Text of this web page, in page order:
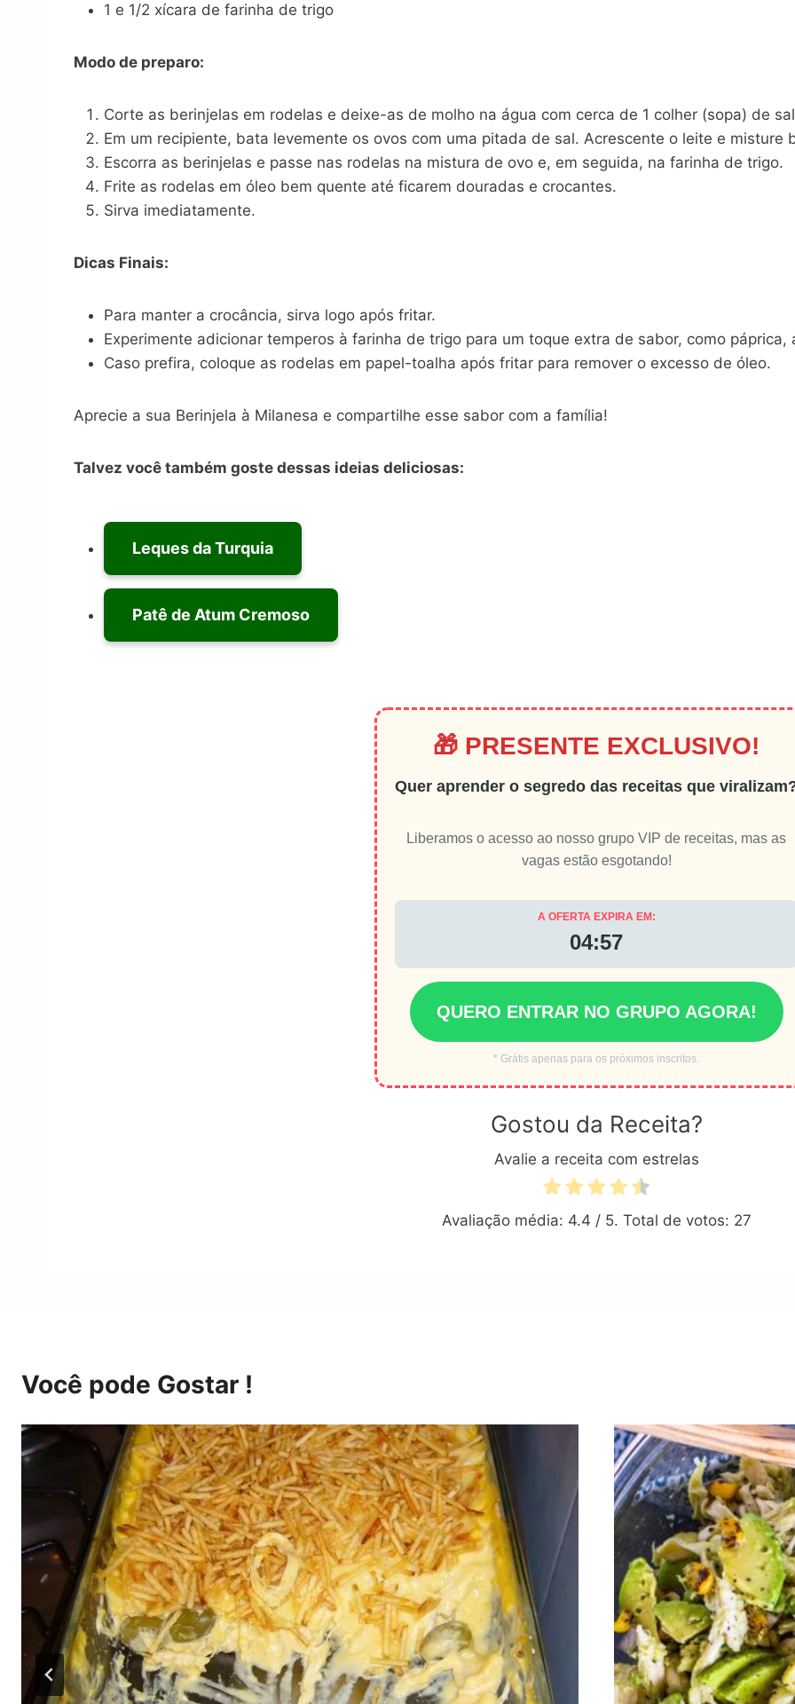
1 e 1/2 xícara de farinha de trigo
Modo de preparo:
Corte as berinjelas em rodelas e deixe-as de molho na água com cerca de 1 colher (sopa) de
Em um recipiente, bata levemente os ovos com uma pitada de sal. Acrescente o leite e misture
Escorra as berinjelas e passe nas rodelas na mistura de ovo e, em seguida, na farinha de trigo.
Frite as rodelas em óleo bem quente até ficarem douradas e crocantes.
Sirva imediatamente.
Dicas Finais:
Para manter a crocância, sirva logo após fritar.
Experimente adicionar temperos à farinha de trigo para um toque extra de sabor, como páprica,
Caso prefira, coloque as rodelas em papel-toalha após fritar para remover o excesso de óleo.
Aprecie a sua Berinjela à Milanesa e compartilhe esse sabor com a família!
Talvez você também goste dessas ideias deliciosas:
Leques da Turquia
Patê de Atum Cremoso
🎁 PRESENTE EXCLUSIVO!
Quer aprender o segredo das receitas que
Liberamos o acesso ao nosso grupo VIP de receitas, mas as
vagas estão esgotando!
A OFERTA EXPIRA EM:
04:55
QUERO ENTRAR NO GRUPO AGORA!
* Grátis apenas para os próximos inscritos.
Gostou da Receita?
Avalie a receita com estrelas
Avaliação média: 4.4 / 5. Total de votos: 27
Você pode Gostar !